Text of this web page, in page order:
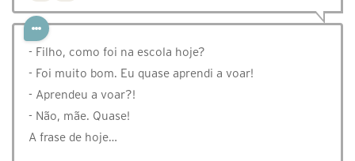
- Filho, como foi na escola hoje?
- Foi muito bom. Eu quase aprendi a voar!
- Aprendeu a voar?!
- Não, mãe. Quase!
A frase de hoje…